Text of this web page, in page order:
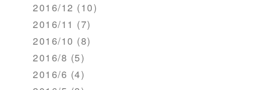
2016/12 (10)
2016/11 (7)
2016/10 (8)
2016/8 (5)
2016/6 (4)